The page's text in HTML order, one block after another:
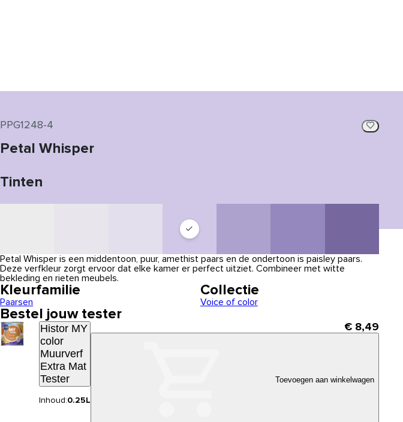
PPG1248-4
Petal Whisper
Tinten
Petal Whisper is een middentoon, puur, amethist paars en de ondertoon is paisley paars.
Deze verfkleur zorgt ervoor dat elke kamer er perfect uitziet. Combineer met witte
bekleding en rieten meubels.
Kleurfamilie
Paarsen
Collectie
Voice of color
Bestel jouw tester
Histor MY
color
Muurverf
Extra Mat
Tester
Inhoud:0.25L
€ 8,49
Toevoegen aan winkelwagen